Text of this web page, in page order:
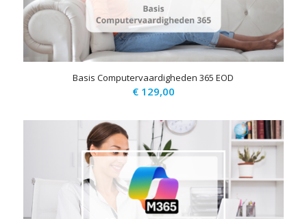
Basis Computervaardigheden 365 EOD
€129,00